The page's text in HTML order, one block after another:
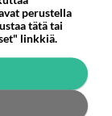
perustella
tätä tai
linkkiä.